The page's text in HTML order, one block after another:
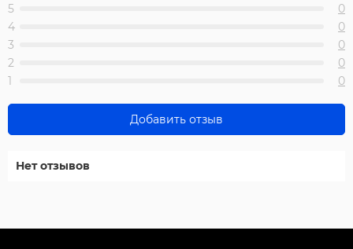
5
0
4
0
3
0
2
0
1
0
Добавить отзыв
Нет отзывов